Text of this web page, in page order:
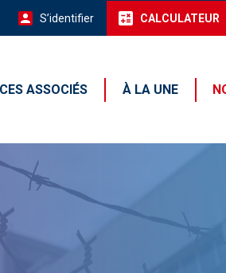
S’identifier CALCULATEUR
ASSOCIÉS À LA UNE